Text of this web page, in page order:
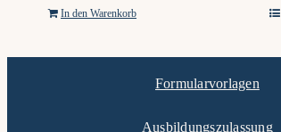
In den Warenkorb
Formularvorlagen
Ausbildungszulassung